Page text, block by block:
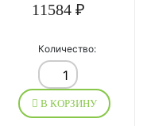
11584 ₽
Количество:
В КОРЗИНУ